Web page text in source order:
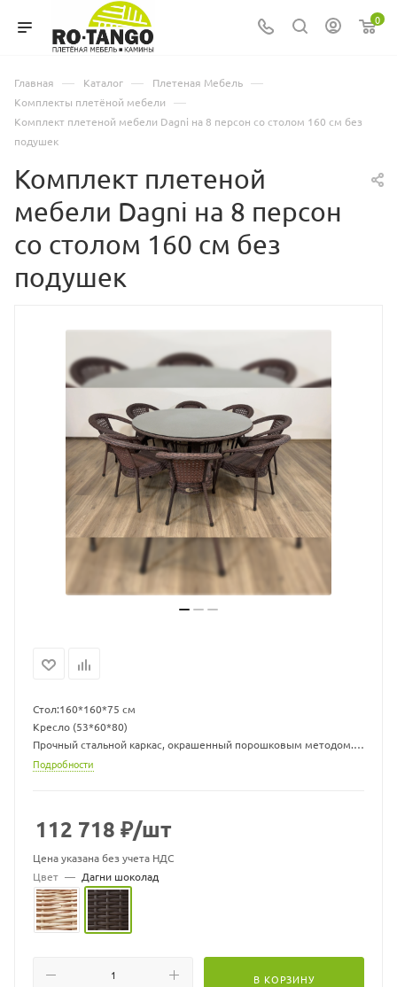
0
Главная — Каталог — Плетеная Мебель —
Комплекты плетёной мебели —
Комплект плетеной мебели Dagni на 8 персон со столом 160 см без
подушек
Комплект плетеной
мебели Dagni на 8 персон
со столом 160 см без
подушек
Стол:160*160*75 см
Кресло (53*60*80)
Прочный стальной каркас, окрашенный порошковым методом.
Нить плоская.
Легко моется.
Столешница - каленое стекло 6 мм.
Гарантия 2 года.
Отдельно можно приобрести подушки, варианты расцветок
Подробности
112 718 ₽/шт
Цена указана без учета НДС
Цвет — Дагни шоколад
В КОРЗИНУ